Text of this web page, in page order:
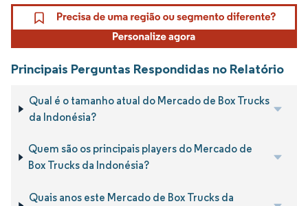
Principais Perguntas Respondidas no Relatório
Qual é o tamanho atual do Mercado de Box Trucks
da Indonésia?
Quem são os principais players do Mercado de
Box Trucks da Indonésia?
Quais anos este Mercado de Box Trucks da